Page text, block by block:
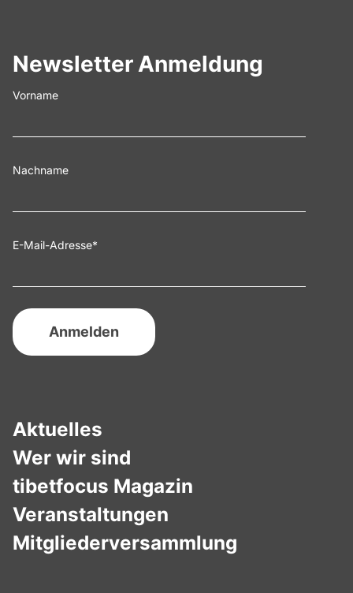
Aktuelles
Wer wir sind
tibetfocus Magazin
Veranstaltungen
Mitgliederversammlung
Newsletter Anmeldung
Vorname
Nachname
E-Mail-Adresse*